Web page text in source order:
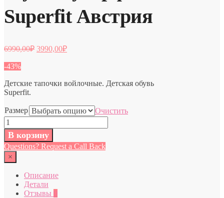
Superfit Австрия
6990,00₽ 3990,00₽
-43%
Детские тапочки войлочные. Детская обувь
Superfit.
Размер
Очистить
Количество
Модель
1/006295-
8010
Детская
обувь
Суперфит
Superfit
Австрия
В корзину
Questions? Request a Call Back
×
Описание
Детали
Отзывы 0